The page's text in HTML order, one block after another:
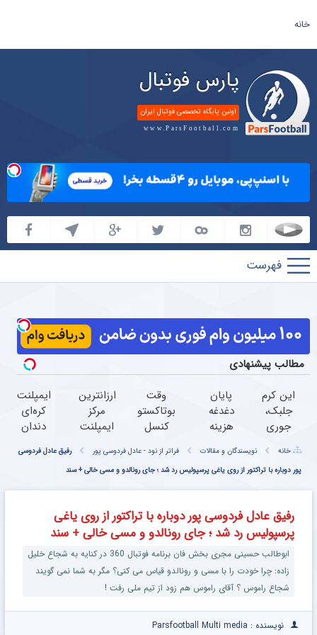
خانه
پارس فوتبال
اولین پایگاه تخصصی فوتبال ایران
www.ParsFootball.com
پارس
فوتبال
مطالب پیشنهادی
این کرم
جلبک،
جوری
صاف
میکنه
که انگار
کردی!
(تخفیف
ویژه)
پایان
دغدغه
هزینه
دندان
پزشکی
با پک
کننده
خانگی
وقت
بوتاکستو
کنسل
چروک
طبیعی/
بدون
ارزانترین
مرکز
ایمپلنت
با
بهترین
کیفیت و
ایمپلنت
کره‌ای
دندان
6/000/۰۰۰
مدت
خانه نویسندگان و مقالات فراتر از نود - عادل فردوسی پور
رفیق عادل فردوسی
پور دوباره با تراکتور از روی یاغی پرسپولیس رد شد ؛ جای رونالدو و مسی خالی + سند
رفیق عادل فردوسی پور دوباره با تراکتور از روی یاغی
پرسپولیس رد شد ؛ جای رونالدو و مسی خالی + سند
ابوطالب حسینی مجری بخش فان برنامه فوتبال 360 در کنایه به شجاع خلیل
زاده: چرا خودت را با مسی و رونالدو قیاس می کنی؟ مگر به شما نمی گویند
شجاع راموس ؟ آقای راموس هم زود از تیم ملی رفت !
نویسنده : Parsfootball Multi media